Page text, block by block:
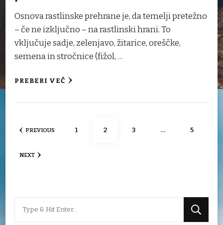
Osnova rastlinske prehrane je, da temelji pretežno
– če ne izključno – na rastlinski hrani. To
vključuje sadje, zelenjavo, žitarice, oreščke,
semena in stročnice (fižol, …
PREBERI VEČ
Posts
PREVIOUS PAGE
1 PAGE
2 PAGE
3 … PAGE
5
NEXT